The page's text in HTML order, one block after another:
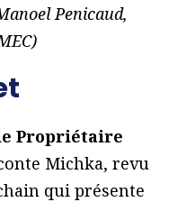
Penicaud,
Propriétaire
Michka, revu
qui présente